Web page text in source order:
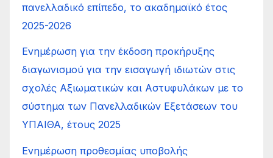
πανελλαδικό επίπεδο, το ακαδημαϊκό έτος
2025-2026
Ενημέρωση για την έκδοση προκήρυξης
διαγωνισμού για την εισαγωγή ιδιωτών στις
σχολές Αξιωματικών και Αστυφυλάκων με το
σύστημα των Πανελλαδικών Εξετάσεων του
ΥΠΑΙΘΑ, έτους 2025
Ενημέρωση προθεσμίας υποβολής